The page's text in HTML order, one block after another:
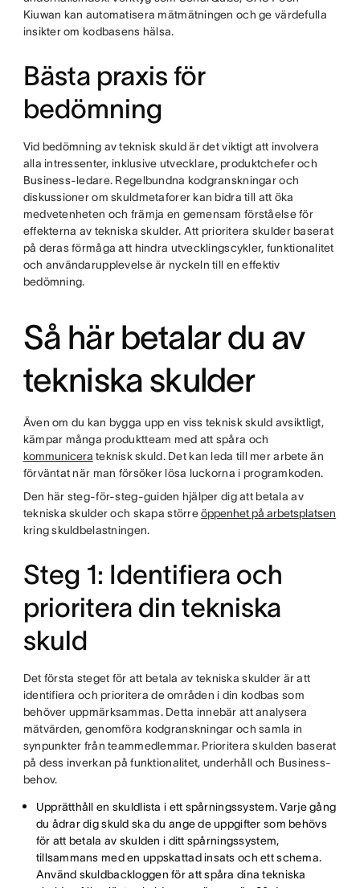
Kiuwan kan automatisera mätmätningen och ge värdefulla
insikter om kodbasens hälsa.
Bästa praxis för
bedömning
Vid bedömning av teknisk skuld är det viktigt att involvera
alla intressenter, inklusive utvecklare, produktchefer och
Business-ledare. Regelbundna kodgranskningar och
diskussioner om skuldmetaforer kan bidra till att öka
medvetenheten och främja en gemensam förståelse för
effekterna av tekniska skulder. Att prioritera skulder baserat
på deras förmåga att hindra utvecklingscykler, funktionalitet
och användarupplevelse är nyckeln till en effektiv
bedömning.
Så här betalar du av
tekniska skulder
Även om du kan bygga upp en viss teknisk skuld avsiktligt,
kämpar många produktteam med att spåra och
kommunicera teknisk skuld. Det kan leda till mer arbete än
förväntat när man försöker lösa luckorna i programkoden.
Den här steg-för-steg-guiden hjälper dig att betala av
tekniska skulder och skapa störreöppenhet på arbetsplatsen
kring skuldbelastningen.
Steg 1: Identifiera och
prioritera din tekniska
skuld
Det första steget för att betala av tekniska skulder är att
identifiera och prioritera de områden i din kodbas som
behöver uppmärksammas. Detta innebär att analysera
mätvärden, genomföra kodgranskningar och samla in
synpunkter från teammedlemmar. Prioritera skulden baserat
på dess inverkan på funktionalitet, underhåll och Business-
behov.
Upprätthåll en skuldlista i ett spårningssystem. Varje gång
du ådrar dig skuld ska du ange de uppgifter som behövs
för att betala av skulden i ditt spårningssystem,
tillsammans med en uppskattad insats och ett schema.
Använd skuldbackloggen för att spåra dina tekniska